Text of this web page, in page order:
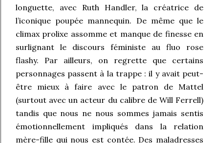
longuette, avec Ruth Handler, la créatrice de
l’iconique poupée mannequin. De même que le
climax prolixe assomme et manque de finesse en
surlignant le discours féministe au fluo rose
flashy. Par ailleurs, on regrette que certains
personnages passent à la trappe : il y avait peut-
être mieux à faire avec le patron de Mattel
(surtout avec un acteur du calibre de Will Ferrell)
tandis que nous ne nous sommes jamais sentis
émotionnellement impliqués dans la relation
mère-fille qui nous est contée. Des maladresses